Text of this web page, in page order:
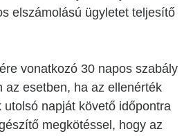
elszámolású ügyletet teljesítő
vonatkozó 30 napos szabály
az esetben, ha az ellenérték
napját követő időpontra
megkötéssel, hogy az